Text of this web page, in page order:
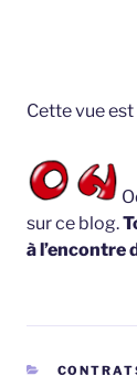
Cette vue
sur ce blog.
à l’encontre